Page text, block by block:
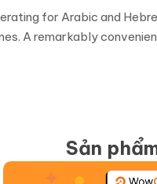
for Arabic and
A remarkably
Sản